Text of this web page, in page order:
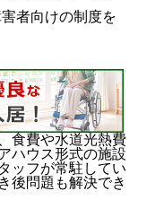
者向けの制度を
食費や水道光熱費
ハウス形式の施設
ッフが常駐してい
後問題も解決でき